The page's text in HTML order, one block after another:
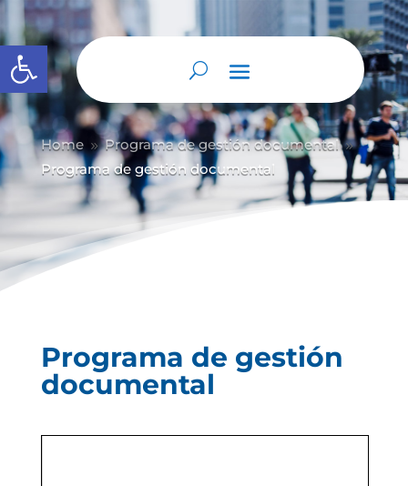
Abrir barra de herramientas
Home 9 Programa de gestión documental 9
Programa de gestión documental
Programa de gestión
documental